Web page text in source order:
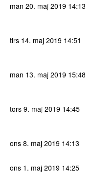
man 20. maj 2019 14:13
tirs 14. maj 2019 14:51
man 13. maj 2019 15:48
tors 9. maj 2019 14:45
ons 8. maj 2019 14:13
ons 1. maj 2019 14:25